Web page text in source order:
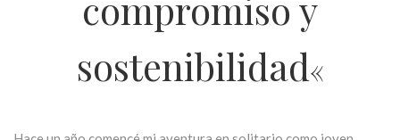
sostenibilidad«